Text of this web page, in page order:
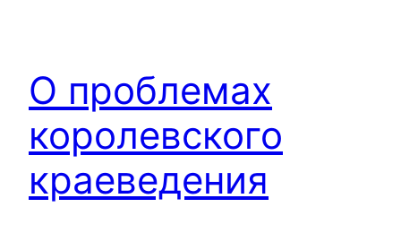
О проблемах
королевского
краеведения